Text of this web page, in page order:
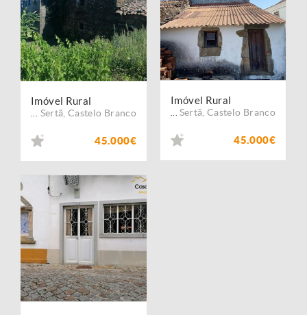
Imóvel Rural
Sertã ,Castelo Branco
45.000€
Imóvel Rural
Sertã ,Castelo Branco
45.000€